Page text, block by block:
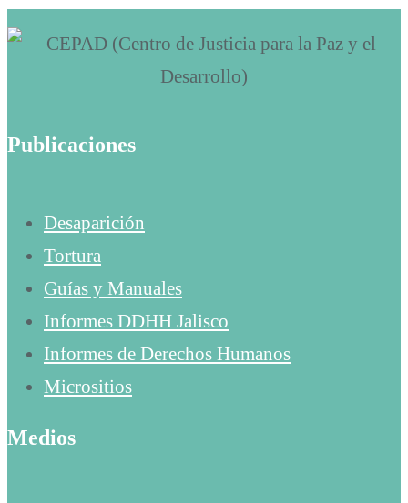
Publicaciones
Desaparición
Tortura
Guías y Manuales
Informes DDHH Jalisco
Informes de Derechos Humanos
Micrositios
Medios